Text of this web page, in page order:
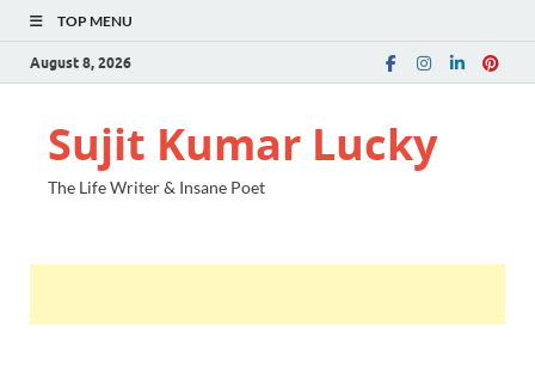
TOP MENU
August 8, 2026
Sujit Kumar Lucky
The Life Writer & Insane Poet